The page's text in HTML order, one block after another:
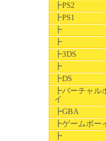
┣PS2
┣PS1
┣
┣
┣3DS
┣
┣DS
┣バーチャル
イ
┣GBA
┣ゲームボー
┣